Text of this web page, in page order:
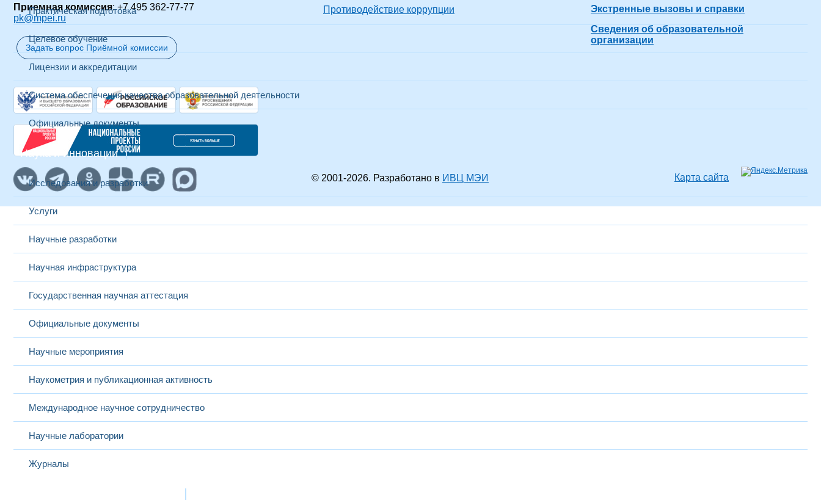
Практическая подготовка
Целевое обучение
Лицензии и аккредитации
Система обеспечения качества образовательной деятельности
Официальные документы
Наука и инновации
Исследования и разработки
Услуги
Научные разработки
Научная инфраструктура
Государственная научная аттестация
Официальные документы
Научные мероприятия
Наукометрия и публикационная активность
Международное научное сотрудничество
Научные лаборатории
Журналы
Приемная комиссия: +7 495 362-77-77
pk@mpei.ru
Задать вопрос Приёмной комиссии
Противодействие коррупции
Экстренные вызовы и справки
Сведения об образовательной
организации
© 2001-2026. Разработано в ИВЦ МЭИ Карта сайта